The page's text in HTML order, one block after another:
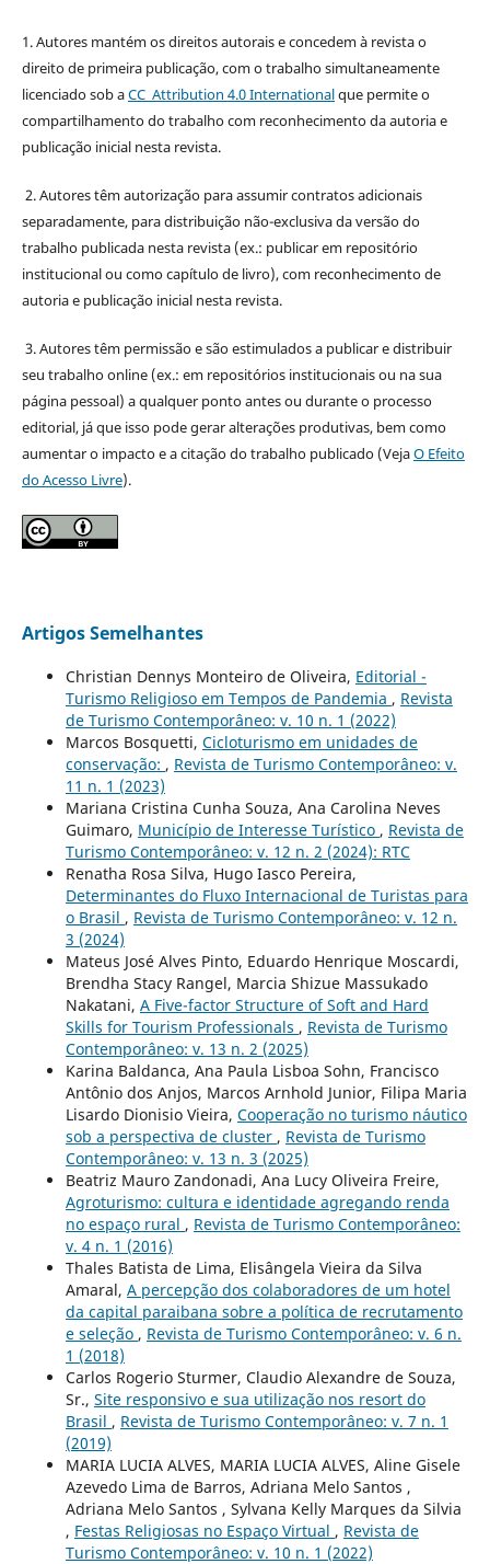
1. Autores mantém os direitos autorais e concedem à revista o
direito de primeira publicação, com o trabalho simultaneamente
licenciado sob aCC Attribution 4.0 Internationalque permite o
compartilhamento do trabalho com reconhecimento da autoria e
publicação inicial nesta revista.
2. Autores têm autorização para assumir contratos adicionais
separadamente, para distribuição não-exclusiva da versão do
trabalho publicada nesta revista (ex.: publicar em repositório
institucional ou como capítulo de livro), com reconhecimento de
autoria e publicação inicial nesta revista.
3. Autores têm permissão e são estimulados a publicar e distribuir
seu trabalho online (ex.: em repositórios institucionais ou na sua
página pessoal) a qualquer ponto antes ou durante o processo
editorial, já que isso pode gerar alterações produtivas, bem como
aumentar o impacto e a citação do trabalho publicado (VejaO Efeito
do Acesso Livre).
Artigos Semelhantes
Christian Dennys Monteiro de Oliveira, Editorial -
Turismo Religioso em Tempos de Pandemia , Revista
de Turismo Contemporâneo: v. 10 n. 1 (2022)
Marcos Bosquetti, Cicloturismo em unidades de
conservação: , Revista de Turismo Contemporâneo: v.
11 n. 1 (2023)
Mariana Cristina Cunha Souza, Ana Carolina Neves
Guimaro, Município de Interesse Turístico , Revista de
Turismo Contemporâneo: v. 12 n. 2 (2024): RTC
Renatha Rosa Silva, Hugo Iasco Pereira,
Determinantes do Fluxo Internacional de Turistas para
o Brasil , Revista de Turismo Contemporâneo: v. 12 n.
3 (2024)
Mateus José Alves Pinto, Eduardo Henrique Moscardi,
Brendha Stacy Rangel, Marcia Shizue Massukado
Nakatani, A Five-factor Structure of Soft and Hard
Skills for Tourism Professionals , Revista de Turismo
Contemporâneo: v. 13 n. 2 (2025)
Karina Baldanca, Ana Paula Lisboa Sohn, Francisco
Antônio dos Anjos, Marcos Arnhold Junior, Filipa Maria
Lisardo Dionisio Vieira, Cooperação no turismo náutico
sob a perspectiva de cluster , Revista de Turismo
Contemporâneo: v. 13 n. 3 (2025)
Beatriz Mauro Zandonadi, Ana Lucy Oliveira Freire,
Agroturismo: cultura e identidade agregando renda
no espaço rural , Revista de Turismo Contemporâneo:
v. 4 n. 1 (2016)
Thales Batista de Lima, Elisângela Vieira da Silva
Amaral, A percepção dos colaboradores de um hotel
da capital paraibana sobre a política de recrutamento
e seleção , Revista de Turismo Contemporâneo: v. 6 n.
1 (2018)
Carlos Rogerio Sturmer, Claudio Alexandre de Souza,
Sr., Site responsivo e sua utilização nos resort do
Brasil , Revista de Turismo Contemporâneo: v. 7 n. 1
(2019)
MARIA LUCIA ALVES, MARIA LUCIA ALVES, Aline Gisele
Azevedo Lima de Barros, Adriana Melo Santos ,
Adriana Melo Santos , Sylvana Kelly Marques da Silvia
, Festas Religiosas no Espaço Virtual , Revista de
Turismo Contemporâneo: v. 10 n. 1 (2022)